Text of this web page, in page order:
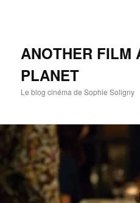
ANOTHER FILM
PLANET
Le blog cinéma de Sophie Soligny